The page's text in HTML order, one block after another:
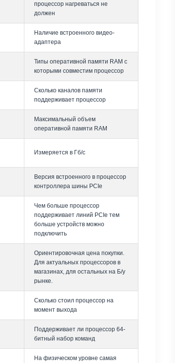
процессор нагреваться не
должен
Наличие встроенного видео-
адаптера
Типы оперативной памяти RAM с
которыми совместим процессор
Сколько каналов памяти
поддерживает процессор
Максимальный объем
оперативной памяти RAM
Измеряется в Гб/с
Версия встроенного в процессор
контроллера шины PCIe
Чем больше процессор
поддерживает линий PCIe тем
больше устройств можно
подключить
Ориентировочная цена покупки.
Для актуальных процессоров в
магазинах, для остальных на Б/у
рынке.
Сколько стоил процессор на
момент выхода
Поддерживает ли процессор 64-
битный набор команд
На физическом уровне самая